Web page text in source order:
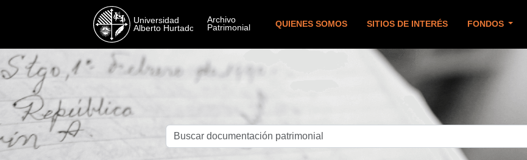
QUIENES SOMOS SITIOS DE INTERÉS FONDOS